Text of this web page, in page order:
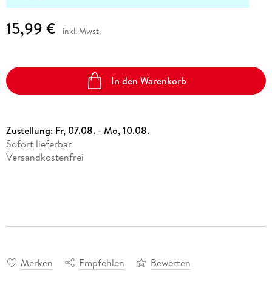
15,99 € inkl. Mwst.
In den Warenkorb
Zustellung: Fr, 07.08. - Mo, 10.08.
Sofort lieferbar
Versandkostenfrei
Merken Empfehlen Bewerten